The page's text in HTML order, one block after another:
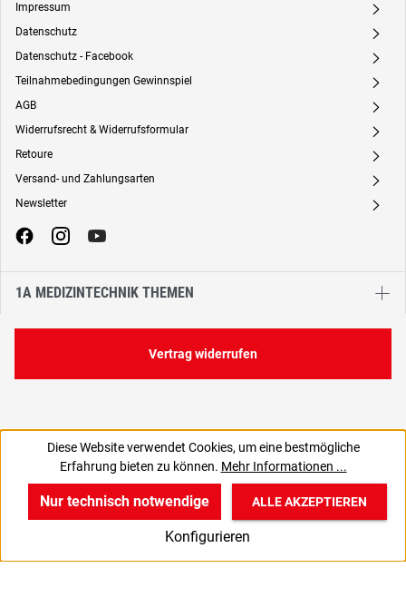
24,94 €
Impressum A
Datenschutz A
Datenschutz - Facebook A
Teilnahmebedingungen Gewinnspiel A
AGB A
Widerrufsrecht & Widerrufsformular A
Retoure A
Versand- und Zahlungsarten A
Newsletter A
1A MEDIZINTECHNIK THEMEN
Vertrag widerrufen
Diese Website verwendet Cookies, um eine bestmögliche
Erfahrung bieten zu können. Mehr Informationen ...
Nur technisch notwendige
Konfigurieren
ALLE AKZEPTIEREN
v
Produkte
B